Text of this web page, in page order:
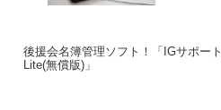
後援会名簿管理ソフト！「IGサポート
Lite(無償版)」